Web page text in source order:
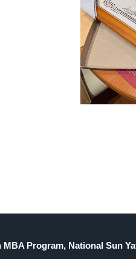
Program, National Sun